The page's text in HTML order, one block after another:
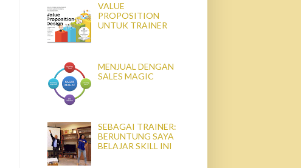
VALUE
PROPOSITION
UNTUK TRAINER
MENJUAL DENGAN
SALES MAGIC
SEBAGAI TRAINER:
BERUNTUNG SAYA
BELAJAR SKILL INI